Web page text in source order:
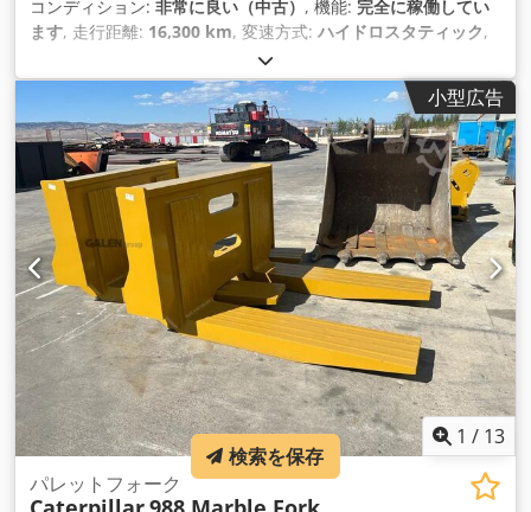
コンディション: 非常に良い（中古） , 機能: 完全に稼働してい
ます, 走行距離: 16,300 km, 変速方式: ハイドロスタティック,
, 総重量:
車重量:30,800 kg（キログラム）, 揚程:6,900 mm, 駆動状態:
, チェーンの状態:90 パーセント , 座席数:1, ショ
ベル容量:3 m³, サスペンション:鋼, 製造年:2018, 稼働時間:
15,999 h, 装備:ABS（アンチロック・ブレーキ・システム）,
エアコン, キャビン, スチールトラック, デファレンシャルロッ
ク, ヘッドガード, リアピックアップ, 低騒音, 傾斜キャリッジ,
油圧, 車載コンピュータ, 追加ヘッドライト ,
小型広告
1 / 13
パレットフォーク
検索を保存